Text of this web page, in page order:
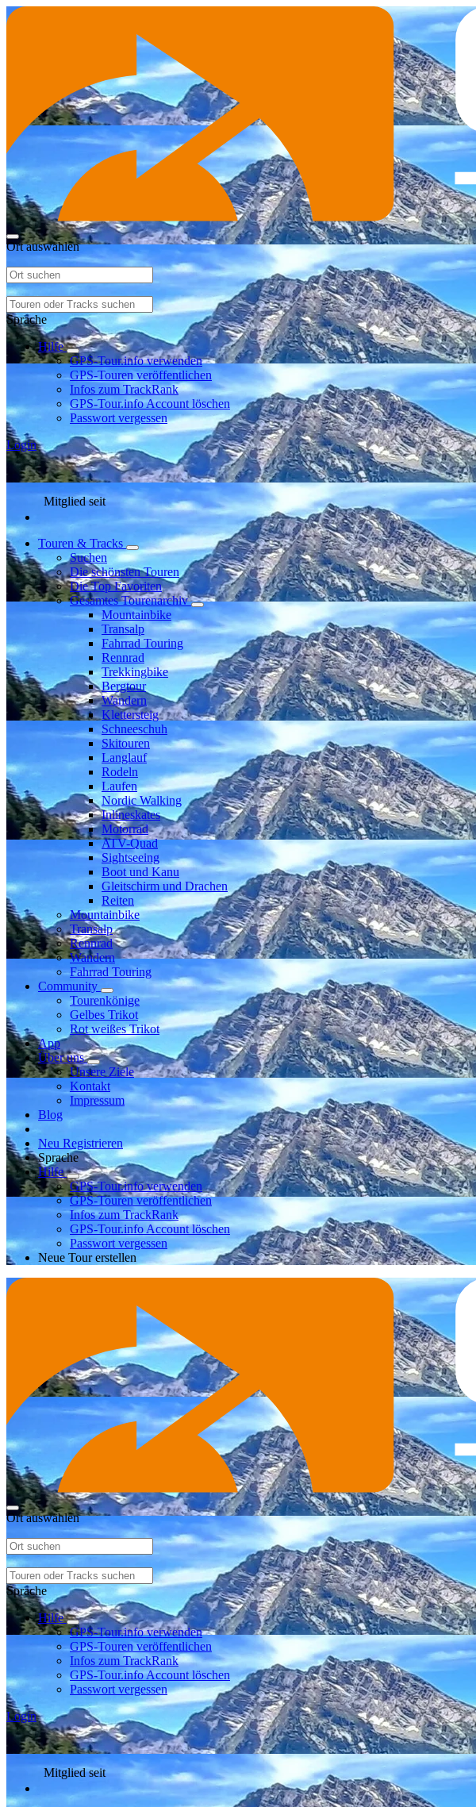
Ort auswählen
Sprache
Hilfe
GPS-Tour.info verwenden
GPS-Touren veröffentlichen
Infos zum TrackRank
GPS-Tour.info Account löschen
Passwort vergessen
Login
Mitglied seit
Touren & Tracks
Suchen
Die schönsten Touren
Die Top Favoriten
Gesamtes Tourenarchiv
Mountainbike
Transalp
Fahrrad Touring
Rennrad
Trekkingbike
Bergtour
Wandern
Klettersteig
Schneeschuh
Skitouren
Langlauf
Rodeln
Laufen
Nordic Walking
Inlineskates
Motorrad
ATV-Quad
Sightseeing
Boot und Kanu
Gleitschirm und Drachen
Reiten
Mountainbike
Transalp
Rennrad
Wandern
Fahrrad Touring
Community
Tourenkönige
Gelbes Trikot
Rot weißes Trikot
App
Über uns
Unsere Ziele
Kontakt
Impressum
Blog
Neu Registrieren
Sprache
Hilfe
GPS-Tour.info verwenden
GPS-Touren veröffentlichen
Infos zum TrackRank
GPS-Tour.info Account löschen
Passwort vergessen
Neue Tour erstellen
Ort auswählen
Sprache
Hilfe
GPS-Tour.info verwenden
GPS-Touren veröffentlichen
Infos zum TrackRank
GPS-Tour.info Account löschen
Passwort vergessen
Login
Mitglied seit